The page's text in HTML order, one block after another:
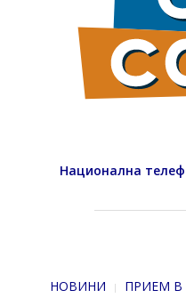
Национална
НОВИНИ ПРИЕМ В